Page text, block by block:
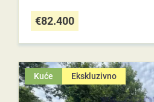
€82.400
Kuće Ekskluzivno